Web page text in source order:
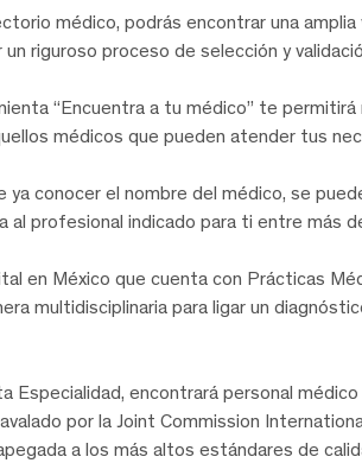
médico, podrás encontrar una
riguroso proceso de selección y
“Encuentra a tu médico” te
médicos que pueden atender tus
ya conocer el nombre del médico, se
al profesional indicado para ti entre más
en México que cuenta con Prácticas
multidisciplinaria para ligar un
Especialidad, encontrará personal
por la Joint Commission
a los más altos estándares de